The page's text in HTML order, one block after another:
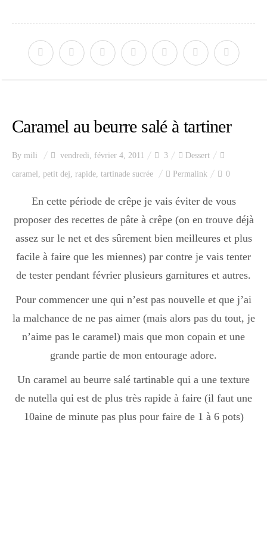
Caramel au beurre salé à tartiner
By mili vendredi, février 4, 2011 3 Dessert
caramel petit dej rapide tartinade sucrée Permalink 0
En cette période de crêpe je vais éviter de vous
proposer des recettes de pâte à crêpe (on en trouve déjà
assez sur le net et des sûrement bien meilleures et plus
facile à faire que les miennes) par contre je vais tenter
de tester pendant février plusieurs garnitures et autres.
Pour commencer une qui n’est pas nouvelle et que j’ai
la malchance de ne pas aimer (mais alors pas du tout, je
n’aime pas le caramel) mais que mon copain et une
grande partie de mon entourage adore.
Un caramel au beurre salé tartinable qui a une texture
de nutella qui est de plus très rapide à faire (il faut une
10aine de minute pas plus pour faire de 1 à 6 pots)